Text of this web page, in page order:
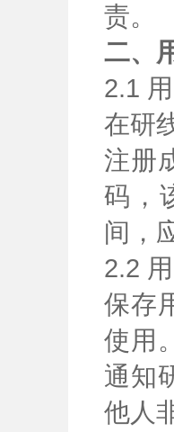
责。
二、
2.1
在研
注册
码，
间，
2.2
保存
使用
通知
他人